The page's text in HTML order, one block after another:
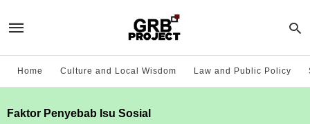
Home Culture and Local Wisdom Law and Public Policy
Faktor Penyebab Isu Sosial